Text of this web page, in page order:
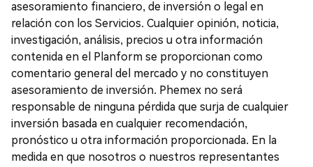
asesoramiento financiero, de inversión o legal en
relación con los Servicios. Cualquier opinión, noticia,
investigación, análisis, precios u otra información
contenida en el Planform se proporcionan como
comentario general del mercado y no constituyen
asesoramiento de inversión. Phemex no será
responsable de ninguna pérdida que surja de cualquier
inversión basada en cualquier recomendación,
pronóstico u otra información proporcionada. En la
medida en que nosotros o nuestros representantes